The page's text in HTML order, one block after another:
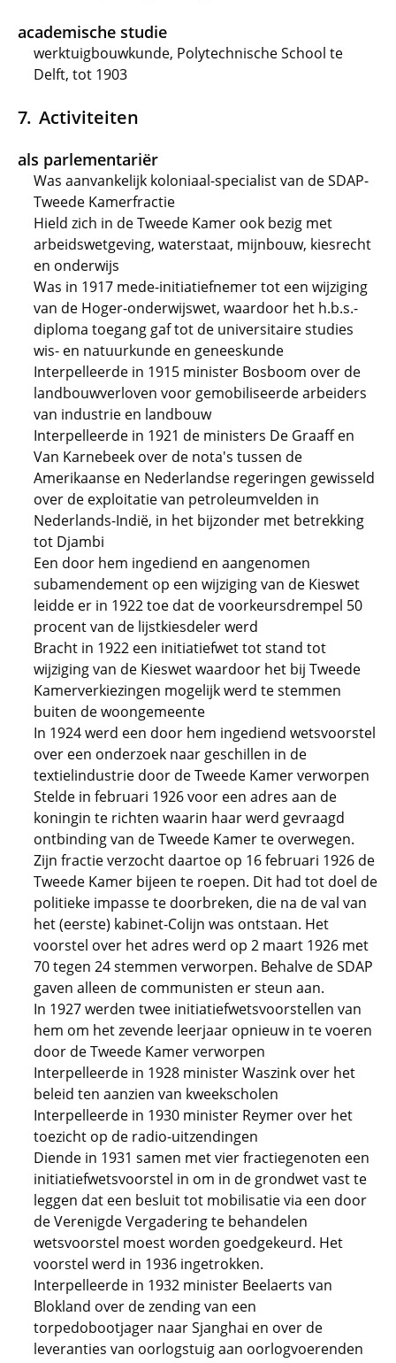
academische studie
werktuigbouwkunde, Polytechnische School te
Delft, tot 1903
Activiteiten
als parlementariër
Was aanvankelijk koloniaal-specialist van de SDAP-
Tweede Kamerfractie
Hield zich in de Tweede Kamer ook bezig met
arbeidswetgeving, waterstaat, mijnbouw, kiesrecht
en onderwijs
Was in 1917 mede-initiatiefnemer tot een wijziging
van de Hoger-onderwijswet, waardoor het h.b.s.-
diploma toegang gaf tot de universitaire studies
wis- en natuurkunde en geneeskunde
Interpelleerde in 1915 minister Bosboom over de
landbouwverloven voor gemobiliseerde arbeiders
van industrie en landbouw
Interpelleerde in 1921 de ministers De Graaff en
Van Karnebeek over de nota's tussen de
Amerikaanse en Nederlandse regeringen gewisseld
over de exploitatie van petroleumvelden in
Nederlands-Indië, in het bijzonder met betrekking
tot Djambi
Een door hem ingediend en aangenomen
subamendement op een wijziging van de Kieswet
leidde er in 1922 toe dat de voorkeursdrempel 50
procent van de lijstkiesdeler werd
Bracht in 1922 een initiatiefwet tot stand tot
wijziging van de Kieswet waardoor het bij Tweede
Kamerverkiezingen mogelijk werd te stemmen
buiten de woongemeente
In 1924 werd een door hem ingediend wetsvoorstel
over een onderzoek naar geschillen in de
textielindustrie door de Tweede Kamer verworpen
Stelde in februari 1926 voor een adres aan de
koningin te richten waarin haar werd gevraagd
ontbinding van de Tweede Kamer te overwegen.
Zijn fractie verzocht daartoe op 16 februari 1926 de
Tweede Kamer bijeen te roepen. Dit had tot doel de
politieke impasse te doorbreken, die na de val van
het (eerste) kabinet-Colijn was ontstaan. Het
voorstel over het adres werd op 2 maart 1926 met
70 tegen 24 stemmen verworpen. Behalve de SDAP
gaven alleen de communisten er steun aan.
In 1927 werden twee initiatiefwetsvoorstellen van
hem om het zevende leerjaar opnieuw in te voeren
door de Tweede Kamer verworpen
Interpelleerde in 1928 minister Waszink over het
beleid ten aanzien van kweekscholen
Interpelleerde in 1930 minister Reymer over het
toezicht op de radio-uitzendingen
Diende in 1931 samen met vier fractiegenoten een
initiatiefwetsvoorstel in om in de grondwet vast te
leggen dat een besluit tot mobilisatie via een door
de Verenigde Vergadering te behandelen
wetsvoorstel moest worden goedgekeurd. Het
voorstel werd in 1936 ingetrokken.
Interpelleerde in 1932 minister Beelaerts van
Blokland over de zending van een
torpedobootjager naar Sjanghai en over de
leveranties van oorlogstuig aan oorlogvoerenden